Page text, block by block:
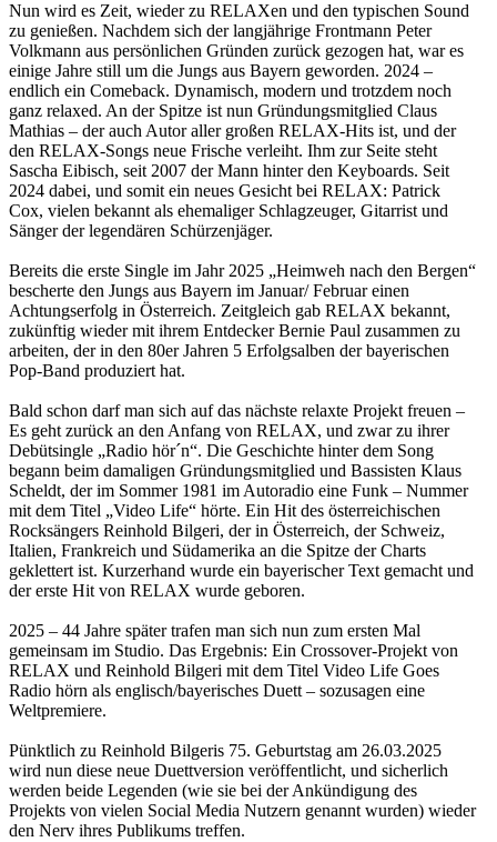
Nun wird es Zeit, wieder zu RELAXen und den typischen Sound
zu genießen. Nachdem sich der langjährige Frontmann Peter
Volkmann aus persönlichen Gründen zurück gezogen hat, war es
einige Jahre still um die Jungs aus Bayern geworden. 2024 –
endlich ein Comeback. Dynamisch, modern und trotzdem noch
ganz relaxed. An der Spitze ist nun Gründungsmitglied Claus
Mathias – der auch Autor aller großen RELAX-Hits ist, und der
den RELAX-Songs neue Frische verleiht. Ihm zur Seite steht
Sascha Eibisch, seit 2007 der Mann hinter den Keyboards. Seit
2024 dabei, und somit ein neues Gesicht bei RELAX: Patrick
Cox, vielen bekannt als ehemaliger Schlagzeuger, Gitarrist und
Sänger der legendären Schürzenjäger.
Bereits die erste Single im Jahr 2025 „Heimweh nach den Bergen“
bescherte den Jungs aus Bayern im Januar/ Februar einen
Achtungserfolg in Österreich. Zeitgleich gab RELAX bekannt,
zukünftig wieder mit ihrem Entdecker Bernie Paul zusammen zu
arbeiten, der in den 80er Jahren 5 Erfolgsalben der bayerischen
Pop-Band produziert hat.
Bald schon darf man sich auf das nächste relaxte Projekt freuen –
Es geht zurück an den Anfang von RELAX, und zwar zu ihrer
Debütsingle „Radio hör´n“. Die Geschichte hinter dem Song
begann beim damaligen Gründungsmitglied und Bassisten Klaus
Scheldt, der im Sommer 1981 im Autoradio eine Funk – Nummer
mit dem Titel „Video Life“ hörte. Ein Hit des österreichischen
Rocksängers Reinhold Bilgeri, der in Österreich, der Schweiz,
Italien, Frankreich und Südamerika an die Spitze der Charts
geklettert ist. Kurzerhand wurde ein bayerischer Text gemacht und
der erste Hit von RELAX wurde geboren.
2025 – 44 Jahre später trafen man sich nun zum ersten Mal
gemeinsam im Studio. Das Ergebnis: Ein Crossover-Projekt von
RELAX und Reinhold Bilgeri mit dem Titel Video Life Goes
Radio hörn als englisch/bayerisches Duett – sozusagen eine
Weltpremiere.
Pünktlich zu Reinhold Bilgeris 75. Geburtstag am 26.03.2025
wird nun diese neue Duettversion veröffentlicht, und sicherlich
werden beide Legenden (wie sie bei der Ankündigung des
Projekts von vielen Social Media Nutzern genannt wurden) wieder
den Nerv ihres Publikums treffen.